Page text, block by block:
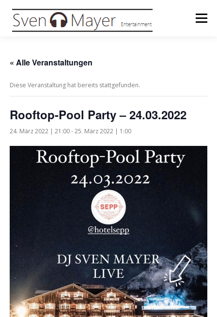
Inhalt
springen
Menü
MUSIKPRODUKTION MOUNTROPEZ
GERMAN
« Alle Veranstaltungen
Diese Veranstaltung hat bereits stattgefunden.
Rooftop-Pool Party – 24.03.2022
24. März 2022 | 21:00-25. März 2022 | 1:00